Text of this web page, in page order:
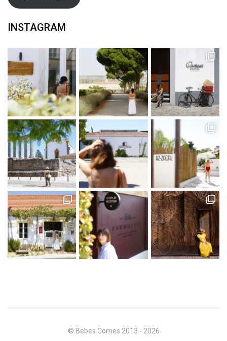
INSTAGRAM
© Bebes.Comes 2013 - 2026